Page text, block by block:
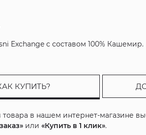
Exchange с составом 100% Кашемир.
КУПИТЬ?
товара в нашем интернет-магазине
или«Купить в 1 клик».